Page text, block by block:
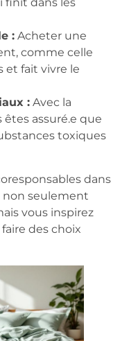
: Acheter une
comme celle
et fait vivre le
: Avec la
assuré.e que
toxiques
dans
non seulement
vous inspirez
des choix